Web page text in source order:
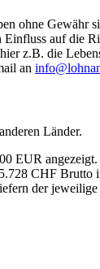
ohne Gewähr
Einfluss auf die
z.B. die
an
Länder.
EUR
CHF Brutto
der